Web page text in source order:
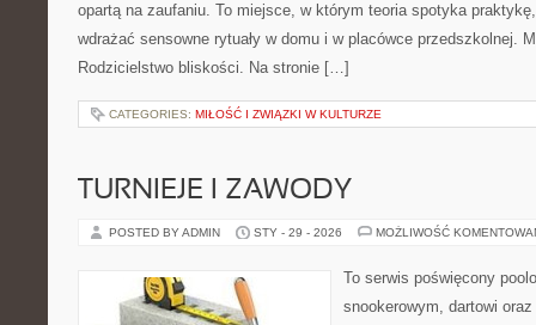
opartą na zaufaniu. To miejsce, w którym teoria spotyka
wdrażać sensowne rytuały w domu i w placówce przedszkolnej.
Rodzicielstwo bliskości. Na stronie […]
CATEGORIES: MIŁOŚĆ I ZWIĄZKI W KULTURZE
TURNIEJE I ZAWODY
POSTED BY ADMIN STY - 29 - 2026 MOŻLIWOŚĆ
To serwis poświęcony
snookerowym, dartowi